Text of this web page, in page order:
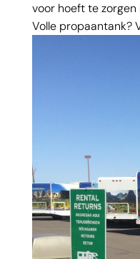
voor hoeft te
Volle propaantank?